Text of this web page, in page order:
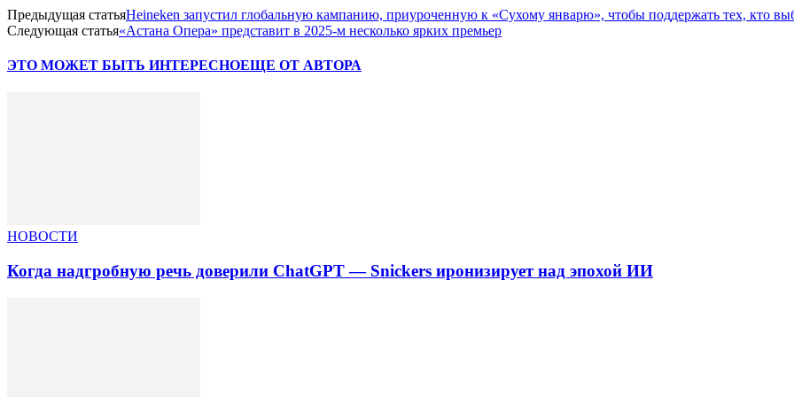
Предыдущая статьяHeineken запустил глобальную кампанию, приуроченную к «Сухому январю», чтобы поддержать тех, кто
Следующая статья«Астана Опера» представит в 2025-м несколько ярких премьер
ЭТО МОЖЕТ БЫТЬ ИНТЕРЕСНОЕЩЕ ОТ АВТОРА
НОВОСТИ
Когда надгробную речь доверили ChatGPT — Snickers иронизирует над эпохой ИИ